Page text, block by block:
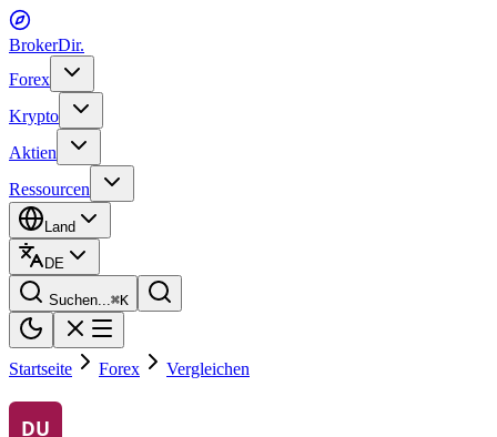
BrokerDir.
Forex
Krypto
Aktien
Ressourcen
Land
DE
Suchen...⌘K
Startseite Forex Vergleichen